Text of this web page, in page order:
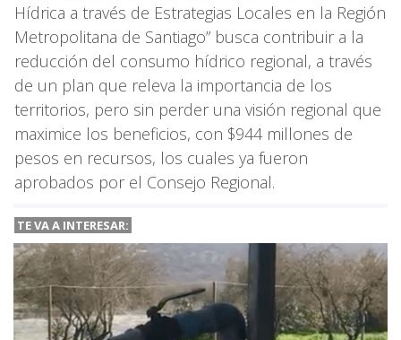
Hídrica a través de Estrategias Locales en la Región
Metropolitana de Santiago” busca contribuir a la
reducción del consumo hídrico regional, a través
de un plan que releva la importancia de los
territorios, pero sin perder una visión regional que
maximice los beneficios, con $944 millones de
pesos en recursos, los cuales ya fueron
aprobados por el Consejo Regional.
TE VA A INTERESAR: